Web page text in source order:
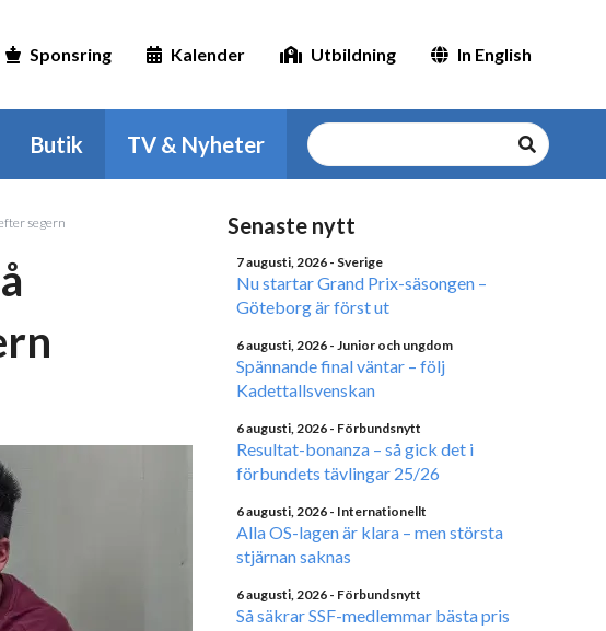
Sponsring Kalender Utbildning In English
Butik TV & Nyheter
segern Senaste nytt
7 augusti, 2026 - Sverige
Nu startar Grand Prix-säsongen –
Göteborg är först ut
6 augusti, 2026 - Junior och ungdom
Spännande final väntar – följ
Kadettallsvenskan
6 augusti, 2026 - Förbundsnytt
Resultat-bonanza – så gick det i
förbundets tävlingar 25/26
6 augusti, 2026 - Internationellt
Alla OS-lagen är klara – men största
stjärnan saknas
6 augusti, 2026 - Förbundsnytt
Så säkrar SSF-medlemmar bästa pris